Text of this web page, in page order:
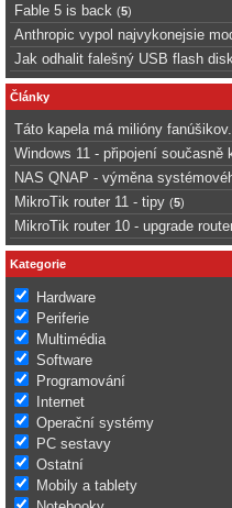
Fable 5 is back (5)
Anthropic vypol najvykonejsie
Jak odhalit falešný USB flash
Články
Táto kapela má milióny
Windows 11 - připojení současně
NAS QNAP - výměna
MikroTik router 11 - tipy (5)
MikroTik router 10 - upgrade
Kategorie
Hardware
Periferie
Multimédia
Software
Programování
Internet
Operační systémy
PC sestavy
Ostatní
Mobily a tablety